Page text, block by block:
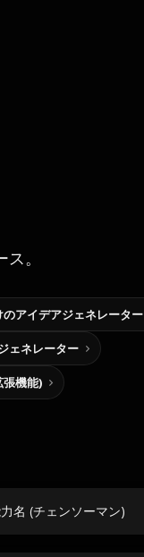
。
アイデアジェネレーター
ェネレーター
機能)
名 (チェンソーマン)